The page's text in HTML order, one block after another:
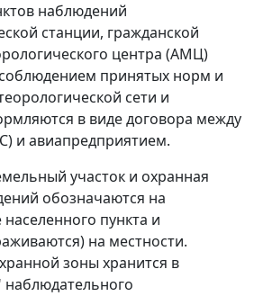
наблюдений
станции, гражданской
центра (АМЦ)
принятых норм и
сети и
в виде договора между
и авиапредприятием.
участок и охранная
обозначаются на
пункта и
на местности.
зоны хранится в
наблюдательного